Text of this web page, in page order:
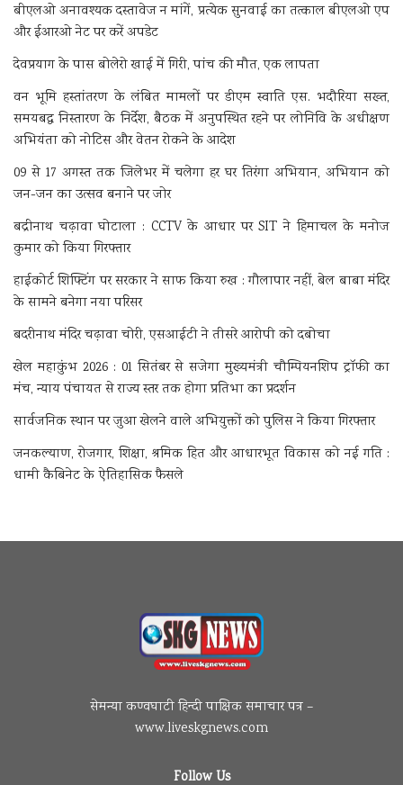
बीएलओ अनावश्यक दस्तावेज न मांगें, प्रत्येक सुनवाई का तत्काल बीएलओ एप
और ईआरओ नेट पर करें अपडेट
देवप्रयाग के पास बोलेरो खाई में गिरी, पांच की मौत, एक लापता
वन भूमि हस्तांतरण के लंबित मामलों पर डीएम स्वाति एस. भदौरिया सख्त,
समयबद्ध निस्तारण के निर्देश, बैठक में अनुपस्थित रहने पर लोनिवि के अधीक्षण
अभियंता को नोटिस और वेतन रोकने के आदेश
09 से 17 अगस्त तक जिलेभर में चलेगा हर घर तिरंगा अभियान, अभियान को
जन-जन का उत्सव बनाने पर जोर
बद्रीनाथ चढ़ावा घोटाला : CCTV के आधार पर SIT ने हिमाचल के मनोज
कुमार को किया गिरफ्तार
हाईकोर्ट शिफ्टिंग पर सरकार ने साफ किया रुख : गौलापार नहीं, बेल बाबा मंदिर
के सामने बनेगा नया परिसर
बदरीनाथ मंदिर चढ़ावा चोरी, एसआईटी ने तीसरे आरोपी को दबोचा
खेल महाकुंभ 2026 : 01 सितंबर से सजेगा मुख्यमंत्री चौम्पियनशिप ट्रॉफी का
मंच, न्याय पंचायत से राज्य स्तर तक होगा प्रतिभा का प्रदर्शन
सार्वजनिक स्थान पर जुआ खेलने वाले अभियुक्तों को पुलिस ने किया गिरफ्तार
जनकल्याण, रोजगार, शिक्षा, श्रमिक हित और आधारभूत विकास को नई गति :
धामी कैबिनेट के ऐतिहासिक फैसले
सेमन्या कण्वघाटी हिन्दी पाक्षिक समाचार पत्र –
www.liveskgnews.com
Follow Us